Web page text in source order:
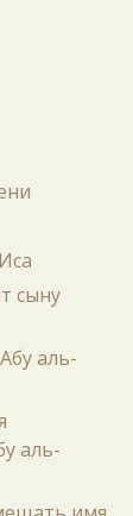
сыну
аль-
аль-